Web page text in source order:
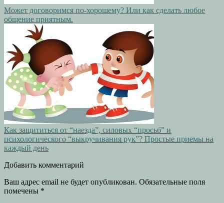
Может договоримся по-хорошему? Или как сделать любое
общение приятным.
Как защититься от “наезда”, силовых “просьб” и
психологического “выкручивания рук”? Простые приемы на
каждый день
Добавить комментарий
Ваш адрес email не будет опубликован. Обязательные поля
помечены *